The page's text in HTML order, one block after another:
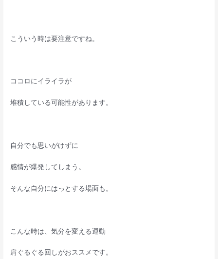
こういう時は要注意ですね。
ココロにイライラが
堆積している可能性があります。
自分でも思いがけずに
感情が爆発してしまう。
そんな自分にはっとする場面も。
こんな時は、気分を変える運動
肩ぐるぐる回しがおススメです。